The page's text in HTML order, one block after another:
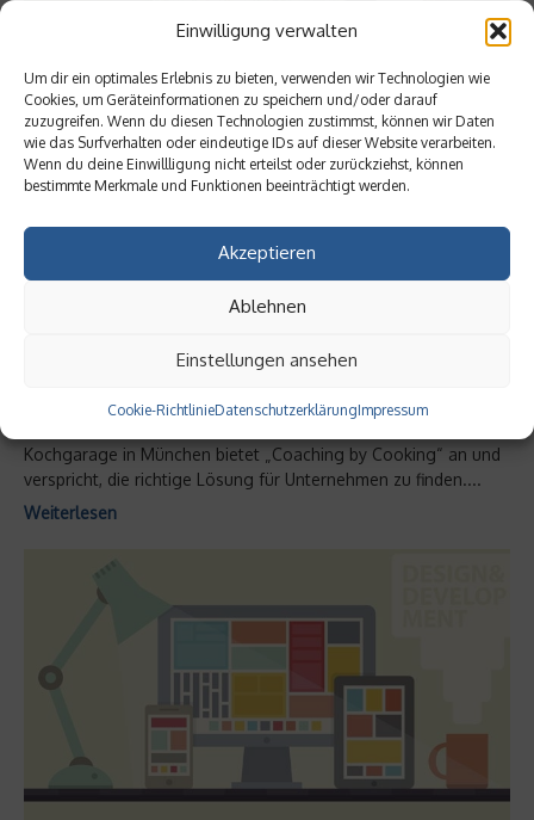
Einwilligung verwalten
Um dir ein optimales Erlebnis zu bieten, verwenden wir Technologien wie
Cookies, um Geräteinformationen zu speichern und/oder darauf
zuzugreifen. Wenn du diesen Technologien zustimmst, können wir Daten
wie das Surfverhalten oder eindeutige IDs auf dieser Website verarbeiten.
Wenn du deine Einwillligung nicht erteilst oder zurückziehst, können
bestimmte Merkmale und Funktionen beeinträchtigt werden.
Akzeptieren
Ablehnen
Einstellungen ansehen
Cookie-RichtlinieDatenschutzerklärungImpressum
innerhalb einer Abteilung lösen? Viele Unternehmen sind auf
Kochgarage in München bietet „Coaching by Cooking“ an und
verspricht, die richtige Lösung für Unternehmen zu finden....
Weiterlesen